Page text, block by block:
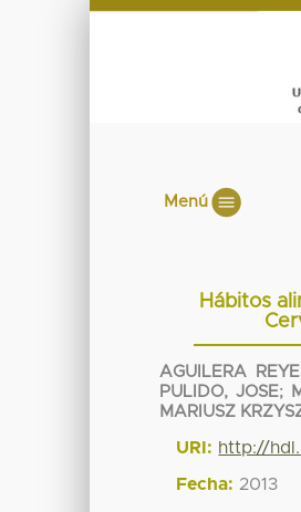
Menú
Hábitos
AGUILERA
PULIDO, JOSE;
MARIUSZ
URI: http://
Fecha: 2013